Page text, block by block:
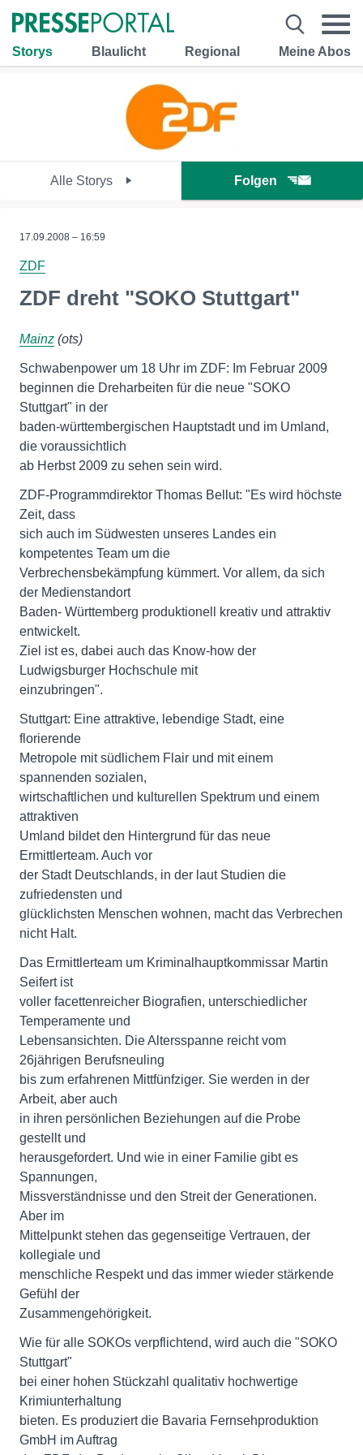
Storys Blaulicht Regional Meine Abos
Alle Storys Folgen
17.09.2008 – 16:59
ZDF
ZDF dreht "SOKO Stuttgart"
Mainz (ots)
Schwabenpower um 18 Uhr im ZDF: Im Februar 2009
beginnen die Dreharbeiten für die neue "SOKO
Stuttgart" in der
baden-württembergischen Hauptstadt und im Umland,
die voraussichtlich
ab Herbst 2009 zu sehen sein wird.
ZDF-Programmdirektor Thomas Bellut: "Es wird höchste
Zeit, dass
sich auch im Südwesten unseres Landes ein
kompetentes Team um die
Verbrechensbekämpfung kümmert. Vor allem, da sich
der Medienstandort
Baden- Württemberg produktionell kreativ und attraktiv
entwickelt.
Ziel ist es, dabei auch das Know-how der
Ludwigsburger Hochschule mit
einzubringen".
Stuttgart: Eine attraktive, lebendige Stadt, eine
florierende
Metropole mit südlichem Flair und mit einem
spannenden sozialen,
wirtschaftlichen und kulturellen Spektrum und einem
attraktiven
Umland bildet den Hintergrund für das neue
Ermittlerteam. Auch vor
der Stadt Deutschlands, in der laut Studien die
zufriedensten und
glücklichsten Menschen wohnen, macht das Verbrechen
nicht Halt.
Das Ermittlerteam um Kriminalhauptkommissar Martin
Seifert ist
voller facettenreicher Biografien, unterschiedlicher
Temperamente und
Lebensansichten. Die Altersspanne reicht vom
26jährigen Berufsneuling
bis zum erfahrenen Mittfünfziger. Sie werden in der
Arbeit, aber auch
in ihren persönlichen Beziehungen auf die Probe
gestellt und
herausgefordert. Und wie in einer Familie gibt es
Spannungen,
Missverständnisse und den Streit der Generationen.
Aber im
Mittelpunkt stehen das gegenseitige Vertrauen, der
kollegiale und
menschliche Respekt und das immer wieder stärkende
Gefühl der
Zusammengehörigkeit.
Wie für alle SOKOs verpflichtend, wird auch die "SOKO
Stuttgart"
bei einer hohen Stückzahl qualitativ hochwertige
Krimiunterhaltung
bieten. Es produziert die Bavaria Fernsehproduktion
GmbH im Auftrag